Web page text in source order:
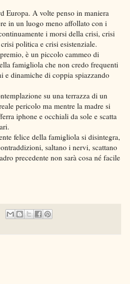
Europa. A volte penso in maniera
in un luogo meno affollato con i
i morsi della crisi, crisi
politica e crisi esistenziale.
è un piccolo cammeo di
famigliola che non credo frequenti
e dinamiche di coppia spiazzando
su una terrazza di un
pericolo ma mentre la madre si
iphone e occhiali da sole e scatta
felice della famigliola si disintegra,
saltano i nervi, scattano
precedente non sarà cosa né facile